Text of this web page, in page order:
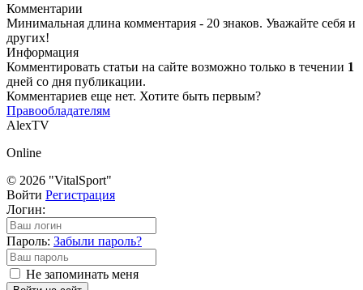
Комментарии
Минимальная длина комментария - 20 знаков. Уважайте себя и
других!
Информация
Комментировать статьи на сайте возможно только в течении 1
дней со дня публикации.
Комментариев еще нет. Хотите быть первым?
Правообладателям
AlexTV
Online
© 2026 "VitalSport"
Войти Регистрация
Логин:
Пароль: Забыли пароль?
Не запоминать меня